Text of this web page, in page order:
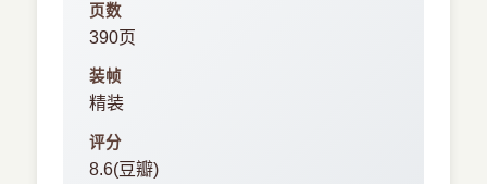
页数
390页
装帧
精装
评分
8.6(豆瓣)